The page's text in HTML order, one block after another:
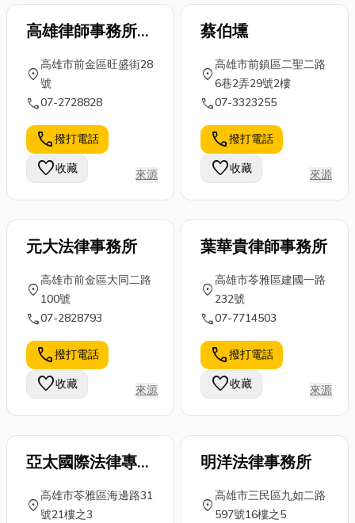
不敢動手清
洗，深怕一不
它？又或者，
忙碌的生活讓
你根本抽不出
時間處理堆積
如山的衣物？
這時候，專業
的洗衣店就是
你的最佳幫
手！從日...
因為颱風侵
襲，而房屋漏
小編就來當抓
一些防颱知識
還有台北抓漏
公司推薦，以
及台北抓漏價
格，想了解更
多就別錯過！
...
甚至加熱管開
與花蓮的水質
息息相關。本
文將為您解析
在花蓮進行飲
水機維修與飲
水機保養的關
鍵知識，文末
還會提供花蓮
飲水機...
高雄律師事務所張
清雄
location_on
高雄市前金區旺盛街28
號
call07-2728828
call撥打電話
favorite收藏 來源
蔡伯壎
location_on
高雄市前鎮區二聖二路
6巷2弄29號2樓
call07-3323255
call撥打電話
favorite收藏 來源
元大法律事務所
location_on
高雄市前金區大同二路
100號
call07-2828793
call撥打電話
favorite收藏 來源
葉華貴律師事務所
location_on
高雄市苓雅區建國一路
232號
call07-7714503
call撥打電話
favorite收藏 來源
亞太國際法律專利
商標事務所
location_on
高雄市苓雅區海邊路31
號21樓之3
明洋法律事務所
location_on
高雄市三民區九如二路
597號16樓之5